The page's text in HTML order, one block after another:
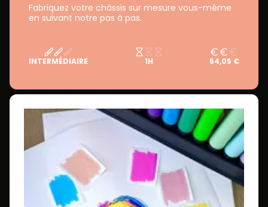
Fabriquez votre châssis sur mesure vous-même
en suivant notre pas à pas.
INTERMÉDIAIRE 1H 54,05 €